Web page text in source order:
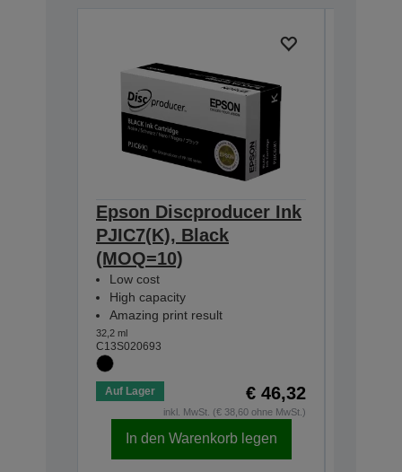
Epson Discproducer Ink
PJIC7(K), Black
(MOQ=10)
Low cost
High capacity
Amazing print result
32,2 ml
C13S020693
Auf Lager € 46,32
inkl. MwSt. (€ 38,60 ohne MwSt.)
In den Warenkorb legen